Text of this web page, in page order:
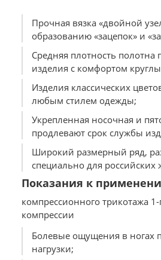
Прочная вязка «двойной
образованию «зацепок» и
Средняя плотность полотна
изделия с комфортом
Изделия классических
любым стилем одежды;
Укрепленная носочная и
продлевают срок службы
Широкий размерный ряд,
специально для
Показания к
компрессионного трикотажа 1-
компрессии
Болевые ощущения в ногах
нагрузки;